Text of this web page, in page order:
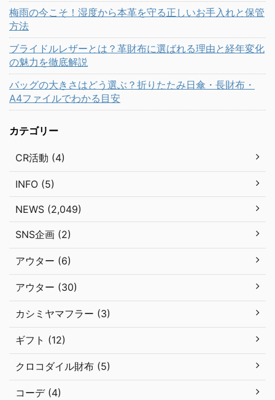
梅雨の今こそ！湿度から本革を守る正しいお手入れと保管
方法
ブライドルレザーとは？革財布に選ばれる理由と経年変化
の魅力を徹底解説
バッグの大きさはどう選ぶ？折りたたみ日傘・長財布・
A4ファイルでわかる目安
カテゴリー
CR活動 (4)
INFO (5)
NEWS (2,049)
SNS企画 (2)
アウター (6)
アウター (30)
カシミヤマフラー (3)
ギフト (12)
クロコダイル財布 (5)
コーデ (4)